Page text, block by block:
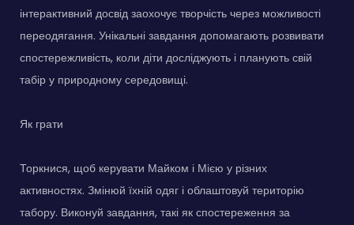
інтерактивний досвід заохочує творчість через можливості
переодягання. Унікальні завдання допомагають розвивати
спостережливість, коли діти досліджують і планують свій
табір у природному середовищі.
Як грати
Торкнися, щоб керувати Майком і Мією у різних
активностях. Змінюй їхній одяг і облаштовуй територію
табору. Виконуй завдання, такі як спостереження за